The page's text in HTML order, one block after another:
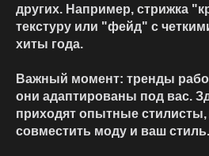
других. Например, стрижка
текстуру или "фейд" с
хиты года.
Важный момент: тренды
они адаптированы под вас.
приходят опытные стилисты
совместить моду и ваш стиль.